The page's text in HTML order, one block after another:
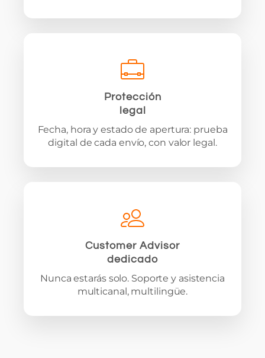
Protección
legal
Fecha, hora y estado de apertura: prueba
digital de cada envío, con valor legal.
Customer Advisor
dedicado
Nunca estarás solo. Soporte y asistencia
multicanal, multilingüe.